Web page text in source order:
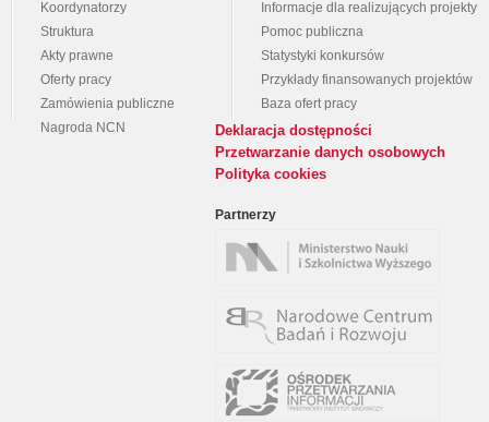
Koordynatorzy
Struktura
Akty prawne
Oferty pracy
Zamówienia publiczne
Nagroda NCN
Informacje dla realizujących projekty
Pomoc publiczna
Statystyki konkursów
Przykłady finansowanych projektów
Baza ofert pracy
Deklaracja dostępności
Przetwarzanie danych osobowych
Polityka cookies
Partnerzy